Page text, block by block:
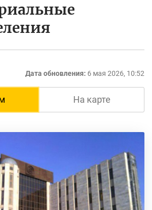
Дата обновления: 6 мая 2026, 10:52
На карте